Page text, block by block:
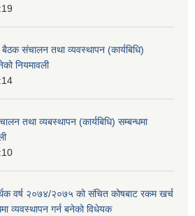
बैठक संचालन तथा व्यवस्थापन (कार्यबिधि)
नियमावली
तथा व्यबस्थापन (कार्यबिधि) सम्बन्धमा
वर्ष २०७४/२०७५ को संचित कोषबाट रकम खर्च
व्यवस्थापन गर्न बनेको विधेयक